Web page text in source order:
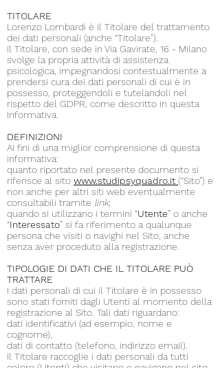
TITOLARE
Lorenzo Lombardi è il Titolare del trattamento
dei dati personali (anche “Titolare").
Il Titolare, con sede in Via Gavirate, 16 - Milano
svolge la propria attività di assistenza
psicologica, impegnandosi contestualmente a
prendersi cura dei dati personali di cui è in
possesso, proteggendoli e tutelandoli nel
rispetto del GDPR, come descritto in questa
Informativa.
DEFINIZIONI
Ai fini di una miglior comprensione di questa
informativa:
quanto riportato nel presente documento si
riferisce al sito www.studipsyquadro.it (“Sito”) e
non anche per altri siti web eventualmente
consultabili tramite link;
quando si utilizzano i termini “Utente” o anche
“Interessato” si fa riferimento a qualunque
persona che visiti o navighi nel Sito, anche
senza aver proceduto alla registrazione.
TIPOLOGIE DI DATI CHE IL TITOLARE PUÒ
TRATTARE
I dati personali di cui il Titolare è in possesso
sono stati forniti dagli Utenti al momento della
registrazione al Sito. Tali dati riguardano:
dati identificativi (ad esempio, nome e
cognome),
dati di contatto (telefono, indirizzo email).
Il Titolare raccoglie i dati personali da tutti